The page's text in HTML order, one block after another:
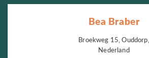
Bea Braber
Broekweg 15, Ouddorp,
Nederland